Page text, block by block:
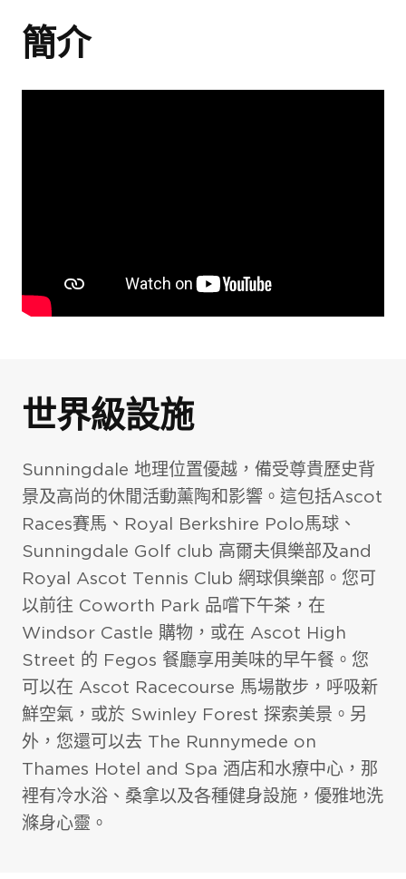
簡介
世界級設施
Sunningdale 地理位置優越，備受尊貴歷史背
景及高尚的休閒活動薰陶和影響。這包括Ascot
Races賽馬、Royal Berkshire Polo馬球、
Sunningdale Golf club 高爾夫俱樂部及and
Royal Ascot Tennis Club 網球俱樂部。您可
以前往 Coworth Park 品嚐下午茶，在
Windsor Castle 購物，或在 Ascot High
Street 的 Fegos 餐廳享用美味的早午餐。您
可以在 Ascot Racecourse 馬場散步，呼吸新
鮮空氣，或於 Swinley Forest 探索美景。另
外，您還可以去 The Runnymede on
Thames Hotel and Spa 酒店和水療中心，那
裡有冷水浴、桑拿以及各種健身設施，優雅地洗
滌身心靈。
室外環境